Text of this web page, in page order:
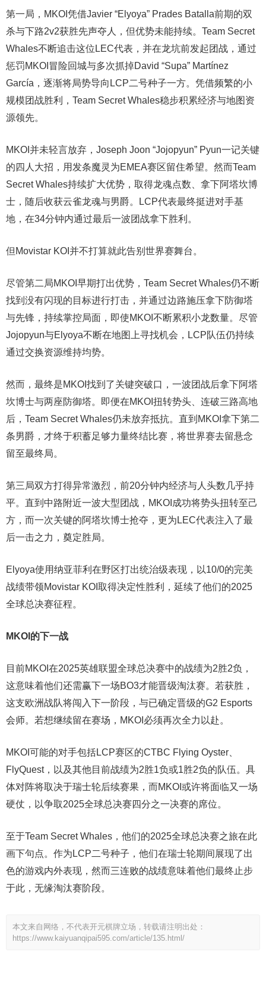
第一局，MKOI凭借Javier “Elyoya” Prades Batalla前期的双
杀与下路2v2获胜先声夺人，但优势未能持续。Team Secret
Whales不断追击这位LEC代表，并在龙坑前发起团战，通过
惩罚MKOI冒险回城与多次抓掉David “Supa” Martínez
García，逐渐将局势导向LCP二号种子一方。凭借频繁的小
规模团战胜利，Team Secret Whales稳步积累经济与地图资
源领先。
MKOI并未轻言放弃，Joseph Joon “Jojopyun” Pyun一记关键
的四人大招，用发条魔灵为EMEA赛区留住希望。然而Team
Secret Whales持续扩大优势，取得龙魂点数、拿下阿塔坎博
士，随后收获云雀龙魂与男爵。LCP代表最终挺进对手基
地，在34分钟内通过最后一波团战拿下胜利。
但Movistar KOI并不打算就此告别世界赛舞台。
尽管第二局MKOI早期打出优势，Team Secret Whales仍不断
找到没有闪现的目标进行打击，并通过边路施压拿下防御塔
与先锋，持续掌控局面，即使MKOI不断累积小龙数量。尽管
Jojopyun与Elyoya不断在地图上寻找机会，LCP队伍仍持续
通过交换资源维持均势。
然而，最终是MKOI找到了关键突破口，一波团战后拿下阿塔
坎博士与两座防御塔。即便在MKOI扭转势头、连破三路高地
后，Team Secret Whales仍未放弃抵抗。直到MKOI拿下第二
条男爵，才终于积蓄足够力量终结比赛，将世界赛去留悬念
留至最终局。
第三局双方打得异常激烈，前20分钟内经济与人头数几乎持
平。直到中路附近一波大型团战，MKOI成功将势头扭转至己
方，而一次关键的阿塔坎博士抢夺，更为LEC代表注入了最
后一击之力，奠定胜局。
Elyoya使用纳亚菲利在野区打出统治级表现，以10/0的完美
战绩带领Movistar KOI取得决定性胜利，延续了他们的2025
全球总决赛征程。
MKOI的下一战
目前MKOI在2025英雄联盟全球总决赛中的战绩为2胜2负，
这意味着他们还需赢下一场BO3才能晋级淘汰赛。若获胜，
这支欧洲战队将闯入下一阶段，与已确定晋级的G2 Esports
会师。若想继续留在赛场，MKOI必须再次全力以赴。
MKOI可能的对手包括LCP赛区的CTBC Flying Oyster、
FlyQuest，以及其他目前战绩为2胜1负或1胜2负的队伍。具
体对阵将取决于瑞士轮后续赛果，而MKOI或许将面临又一场
硬仗，以争取2025全球总决赛四分之一决赛的席位。
至于Team Secret Whales，他们的2025全球总决赛之旅在此
画下句点。作为LCP二号种子，他们在瑞士轮期间展现了出
色的游戏内外表现，然而三连败的战绩意味着他们最终止步
于此，无缘淘汰赛阶段。
本文来自网络，不代表开元棋牌立场，转载请注明出处：
https://www.kaiyuanqipai595.com/article/135.html/